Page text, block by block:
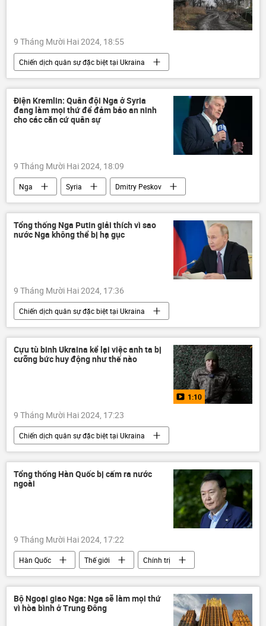
9 Tháng Mười Hai 2024, 18:55
Chiến dịch quân sự đặc biệt tại Ukraina
Cuộc khủng hoảng ở Ukraina
Ukraina
Thế giới
xung đột quân sự
Quân sự
Nga
Kursk
Điện Kremlin: Quân đội Nga ở Syria
đang làm mọi thứ để đảm bảo an ninh
cho các căn cứ quân sự
9 Tháng Mười Hai 2024, 18:09
Nga Syria
Dmitry Peskov
Thế giới
Trung Đông
xung đột quân sự
căn cứ quân sự
căn cứ quân sự Nga
Điện Kremlin
Tổng thống Nga Putin giải thích vì sao
nước Nga không thể bị hạ gục
9 Tháng Mười Hai 2024, 17:36
Chiến dịch quân sự đặc biệt tại Ukraina
Nga
Cuộc khủng hoảng ở Ukraina
Ukraina
Thế giới
Vladimir Putin
Quân sự
xung đột quân sự
Cựu tù binh Ukraina kể lại việc anh ta bị
cưỡng bức huy động như thế nào
1:10
9 Tháng Mười Hai 2024, 17:23
Chiến dịch quân sự đặc biệt tại Ukraina
Video từ Ukraina
Cuộc khủng hoảng ở Ukraina
Ukraina
xung đột quân sự
Thế giới
Tổng thống Hàn Quốc bị cấm ra nước
ngoài
9 Tháng Mười Hai 2024, 17:22
Hàn Quốc Thế giới
Chính trị
Châu Á
Báo chí thế giới
Bộ Ngoại giao Nga: Nga sẽ làm mọi thứ
vì hòa bình ở Trung Đông